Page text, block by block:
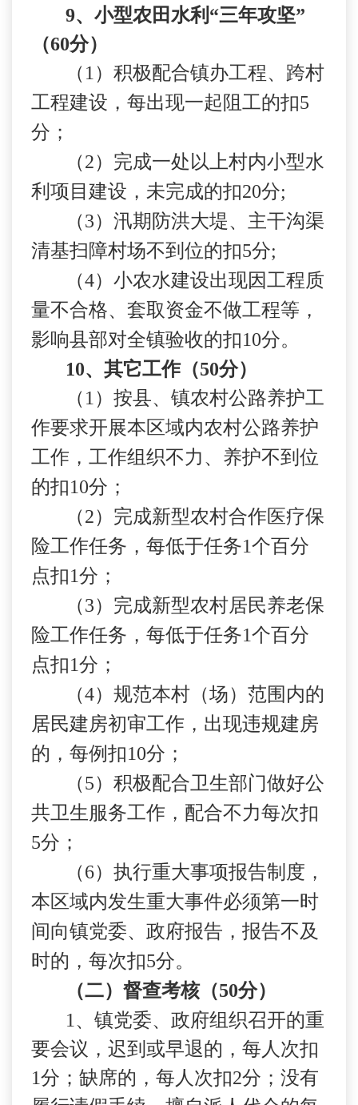
9、小型农田水利“三年攻坚”
（60分）
（ 1 ）积极配合镇办工程、跨村
工程建设，每出现一起阻工的扣5
分；
（2）完成一处以上村内小型水
利项目建设，未完成的扣20分;
（3）汛期防洪大堤、主干沟渠
清基扫障村场不到位的扣5分;
（4）小农水建设出现因工程质
量不合格、套取资金不做工程等，
影响县部对全镇验收的扣10分。
10、其它工作（50分）
（ 1 ）按县、镇农村公路养护工
作要求开展本区域内农村公路养护
工作，工作组织不力、养护不到位
的扣10分；
（2）完成新型农村合作医疗保
险工作任务，每低于任务1个百分
点扣1分；
（3）完成新型农村居民养老保
险工作任务，每低于任务1个百分
点扣1分；
（4）规范本村（场）范围内的
居民建房初审工作，出现违规建房
的，每例扣10分；
（5）积极配合卫生部门做好公
共卫生服务工作，配合不力每次扣
5分；
（6）执行重大事项报告制度，
本区域内发生重大事件必须第一时
间向镇党委、政府报告，报告不及
时的，每次扣5分。
（二）督查考核（50分）
1 、镇党委、政府组织召开的重
要会议，迟到或早退的，每人次扣
1分；缺席的，每人次扣2分；没有